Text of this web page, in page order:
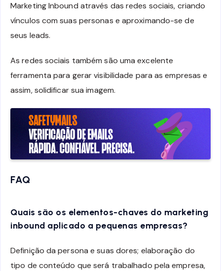
Marketing Inbound através das redes sociais, criando
vínculos com suas personas e aproximando-se de
seus leads.
As redes sociais também são uma excelente
ferramenta para gerar visibilidade para as empresas e
assim, solidificar sua imagem.
FAQ
Quais são os elementos-chaves do marketing
inbound aplicado a pequenas empresas?
Definição da persona e suas dores; elaboração do
tipo de conteúdo que será trabalhado pela empresa,